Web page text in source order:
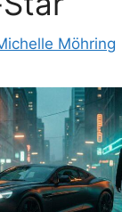
Möhring